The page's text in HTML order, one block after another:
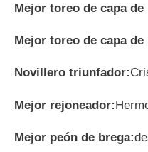
Mejor toreo de capa de
Mejor toreo de capa
Novillero triunfador:
Mejor rejoneador:
Mejor peón de brega: